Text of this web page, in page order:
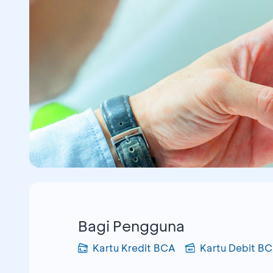
Bagi Pengguna
Kartu Kredit BCA Kartu Debit